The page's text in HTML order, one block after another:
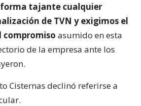
forma tajante cualquier
de TVN y exigimos el
asumido en esta
de la empresa ante los
Cisternas declinó referirse a